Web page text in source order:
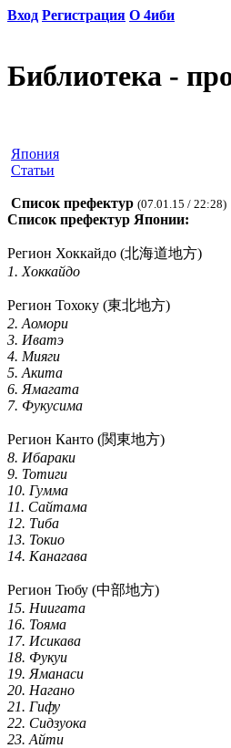
Вход Регистрация О 4иби
Библиотека -
Япония
Статьи
Список префектур (07.01.15 / 22:28)
Список префектур Японии:
Регион Хоккайдо (北海道地方)
1. Хоккайдо
Регион Тохоку (東北地方)
2. Аомори
3. Иватэ
4. Мияги
5. Акита
6. Ямагата
7. Фукусима
Регион Канто (関東地方)
8. Ибараки
9. Тотиги
10. Гумма
11. Сайтама
12. Тиба
13. Токио
14. Канагава
Регион Тюбу (中部地方)
15. Ниигата
16. Тояма
17. Исикава
18. Фукуи
19. Яманаси
20. Нагано
21. Гифу
22. Сидзуока
23. Айти